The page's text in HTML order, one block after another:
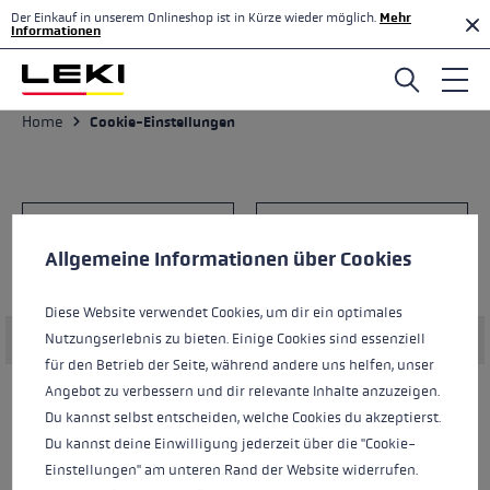
Zum Hauptinhalt springen
Der Einkauf in unserem Onlineshop ist in Kürze wieder möglich. Mehr
Informationen
Home Cookie-Einstellungen
Keine Produkte gefunden.
Cookie-Voreinstellungen
Allgemeine Informationen über Cookies
Diese Website verwendet Cookies, um dir ein optimales
Nutzungserlebnis zu bieten. Einige Cookies sind essenziell
für den Betrieb der Seite, während andere uns helfen, unser
Angebot zu verbessern und dir relevante Inhalte anzuzeigen.
Du kannst selbst entscheiden, welche Cookies du akzeptierst.
Du kannst deine Einwilligung jederzeit über die "Cookie-
Einstellungen" am unteren Rand der Website widerrufen.